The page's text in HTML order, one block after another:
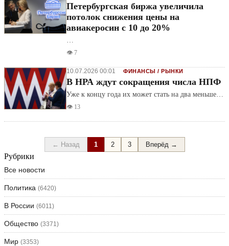
Петербургская биржа увеличила
потолок снижения цены на
авиакеросин с 10 до 20%
👁️ 7
10.07.2026 00:01 ФИНАНСЫ / РЫНКИ
В НРА ждут сокращения числа НПФ
Уже к концу года их может стать на два меньше…
👁️ 13
← Назад 1 2 3 Вперёд →
Рубрики
Все новости
Политика (6420)
В России (6011)
Общество (3371)
Мир (3353)